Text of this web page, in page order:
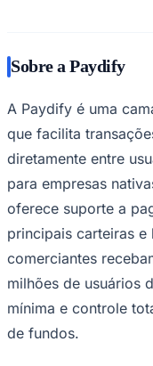
Sobre a Paydify
A Paydify é uma
que facilita
diretamente entre
para empresas
oferece suporte a
principais carteiras
comerciantes
milhões de usuários
mínima e controle
de fundos.